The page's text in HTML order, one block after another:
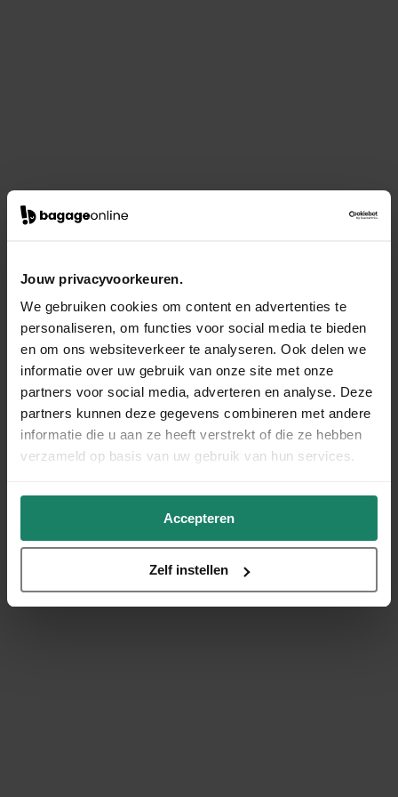
Jouw privacyvoorkeuren.
We gebruiken cookies om content en advertenties te
personaliseren, om functies voor social media te bieden
en om ons websiteverkeer te analyseren. Ook delen we
informatie over uw gebruik van onze site met onze
partners voor social media, adverteren en analyse. Deze
partners kunnen deze gegevens combineren met andere
informatie die u aan ze heeft verstrekt of die ze hebben
verzameld op basis van uw gebruik van hun services.
Accepteren
Zelf instellen